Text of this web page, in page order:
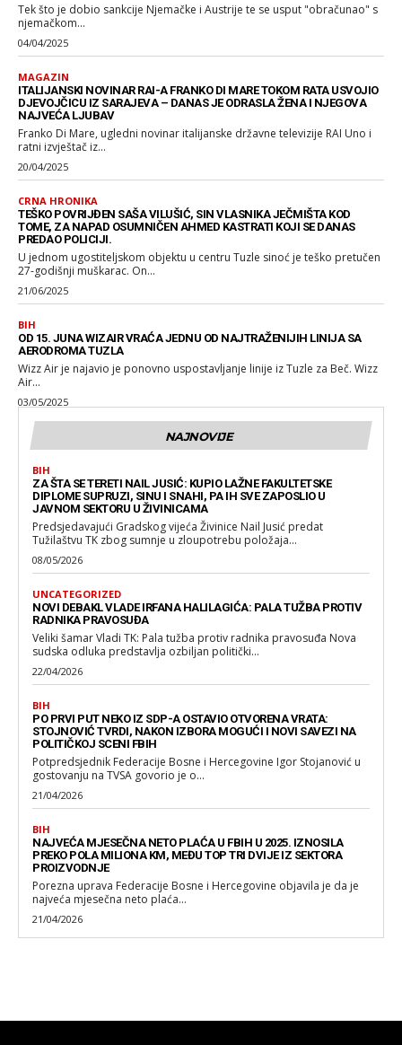
Tek što je dobio sankcije Njemačke i Austrije te se usput "obračunao" s
njemačkom...
04/04/2025
MAGAZIN
ITALIJANSKI NOVINAR RAI-A FRANKO DI MARE TOKOM RATA USVOJIO
DJEVOJČICU IZ SARAJEVA – DANAS JE ODRASLA ŽENA I NJEGOVA
NAJVEĆA LJUBAV
Franko Di Mare, ugledni novinar italijanske državne televizije RAI Uno i
ratni izvještač iz...
20/04/2025
CRNA HRONIKA
TEŠKO POVRIJĐEN SAŠA VILUŠIĆ, SIN VLASNIKA JEČMIŠTA KOD
TOME, ZA NAPAD OSUMNIČEN AHMED KASTRATI KOJI SE DANAS
PREDAO POLICIJI.
U jednom ugostiteljskom objektu u centru Tuzle sinoć je teško pretučen
27-godišnji muškarac. On...
21/06/2025
BIH
OD 15. JUNA WIZAIR VRAĆA JEDNU OD NAJTRAŽENIJIH LINIJA SA
AERODROMA TUZLA
Wizz Air je najavio je ponovno uspostavljanje linije iz Tuzle za Beč. Wizz
Air...
03/05/2025
NAJNOVIJE
BIH
ZA ŠTA SE TERETI NAIL JUSIĆ: KUPIO LAŽNE FAKULTETSKE
DIPLOME SUPRUZI, SINU I SNAHI, PA IH SVE ZAPOSLIO U
JAVNOM SEKTORU U ŽIVINICAMA
Predsjedavajući Gradskog vijeća Živinice Nail Jusić predat
Tužilaštvu TK zbog sumnje u zloupotrebu položaja...
08/05/2026
UNCATEGORIZED
NOVI DEBAKL VLADE IRFANA HALILAGIĆA: PALA TUŽBA PROTIV
RADNIKA PRAVOSUĐA
Veliki šamar Vladi TK: Pala tužba protiv radnika pravosuđa Nova
sudska odluka predstavlja ozbiljan politički...
22/04/2026
BIH
PO PRVI PUT NEKO IZ SDP-A OSTAVIO OTVORENA VRATA:
STOJNOVIĆ TVRDI, NAKON IZBORA MOGUĆI I NOVI SAVEZI NA
POLITIČKOJ SCENI FBIH
Potpredsjednik Federacije Bosne i Hercegovine Igor Stojanović u
gostovanju na TVSA govorio je o...
21/04/2026
BIH
NAJVEĆA MJESEČNA NETO PLAĆA U FBIH U 2025. IZNOSILA
PREKO POLA MILIONA KM, MEĐU TOP TRI DVIJE IZ SEKTORA
PROIZVODNJE
Porezna uprava Federacije Bosne i Hercegovine objavila je da je
najveća mjesečna neto plaća...
21/04/2026